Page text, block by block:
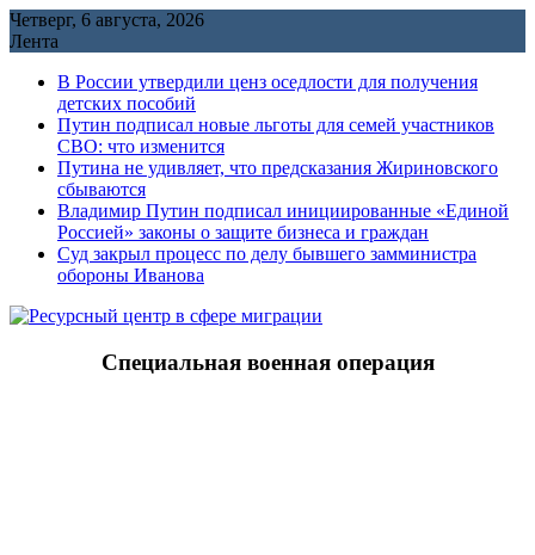
Перейти
к
Четверг, 6 августа, 2026
Лента
В России утвердили ценз оседлости для получения
детских пособий
Путин подписал новые льготы для семей участников
СВО: что изменится
Путина не удивляет, что предсказания Жириновского
сбываются
Владимир Путин подписал инициированные «Единой
Россией» законы о защите бизнеса и граждан
Cуд закрыл процесс по делу бывшего замминистра
обороны Иванова
Специальная военная операция